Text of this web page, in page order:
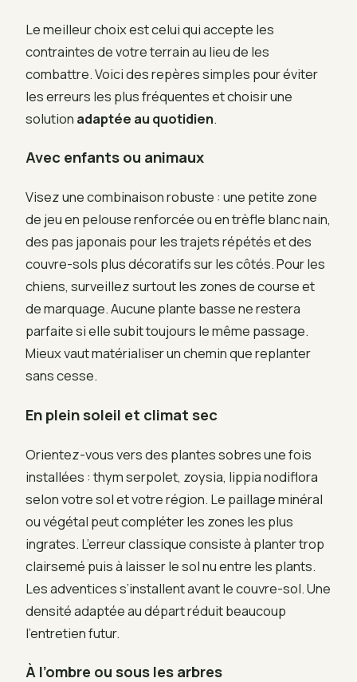
Le meilleur choix est celui qui accepte les
contraintes de votre terrain au lieu de les
combattre. Voici des repères simples pour éviter
les erreurs les plus fréquentes et choisir une
solution adaptée au quotidien.
Avec enfants ou animaux
Visez une combinaison robuste : une petite zone
de jeu en pelouse renforcée ou en trèfle blanc nain,
des pas japonais pour les trajets répétés et des
couvre-sols plus décoratifs sur les côtés. Pour les
chiens, surveillez surtout les zones de course et
de marquage. Aucune plante basse ne restera
parfaite si elle subit toujours le même passage.
Mieux vaut matérialiser un chemin que replanter
sans cesse.
En plein soleil et climat sec
Orientez-vous vers des plantes sobres une fois
installées : thym serpolet, zoysia, lippia nodiflora
selon votre sol et votre région. Le paillage minéral
ou végétal peut compléter les zones les plus
ingrates. L’erreur classique consiste à planter trop
clairsemé puis à laisser le sol nu entre les plants.
Les adventices s’installent avant le couvre-sol. Une
densité adaptée au départ réduit beaucoup
l’entretien futur.
À l’ombre ou sous les arbres